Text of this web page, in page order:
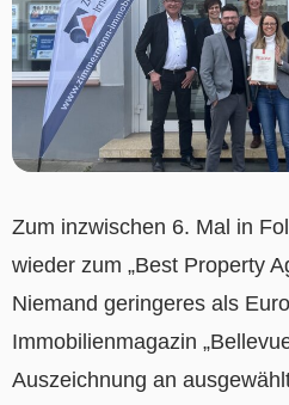
Zum inzwischen 6. Mal in
wieder zum „Best Property
Niemand geringeres als
Immobilienmagazin
Auszeichnung an